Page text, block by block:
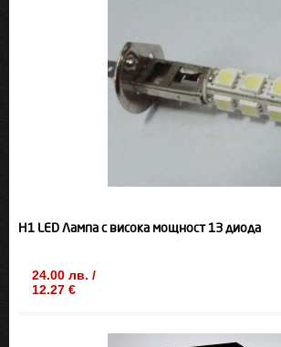
H1 LED Лампа с висока мощност 13 диода
24.00 лв. /
12.27 €